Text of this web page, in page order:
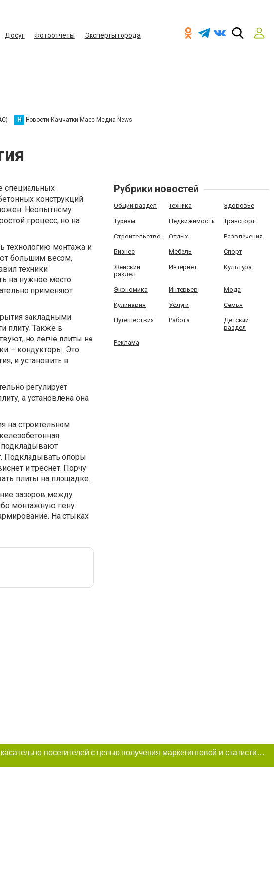
Досуг Фотоотчеты
Эксперты города
Н Новости Камчатки Масс-Медиа News
специальных
конструкций
Неопытному
процесс, но на
технологию монтажа и
большим весом,
техники
на нужное место
применяют
закладными
плиту. Также в
но легче плиты не
– кондукторы. Это
и установить в
регулирует
а установлена она
на строительном
подкладывают
Подкладывать опоры
и треснет. Порчу
плиты на площадке.
зазоров между
монтажную пену.
На стыках
Рубрики новостей
Общий раздел Техника Здоровье
Туризм Недвижимость Транспорт
Строительство Отдых Развлечения
Бизнес Мебель Спорт
Женский
раздел
Интернет Культура
Экономика Интерьер Мода
Кулинария Услуги Семья
Путешествия Работа
Детский
раздел
Реклама
Этот сайт использует «cookies». Также сайт использует интернет-сервис для сбора технических данных касательно посетителей с целью получения маркетинговой и статистической информации. Условия обработки данных посетителей сайта см.